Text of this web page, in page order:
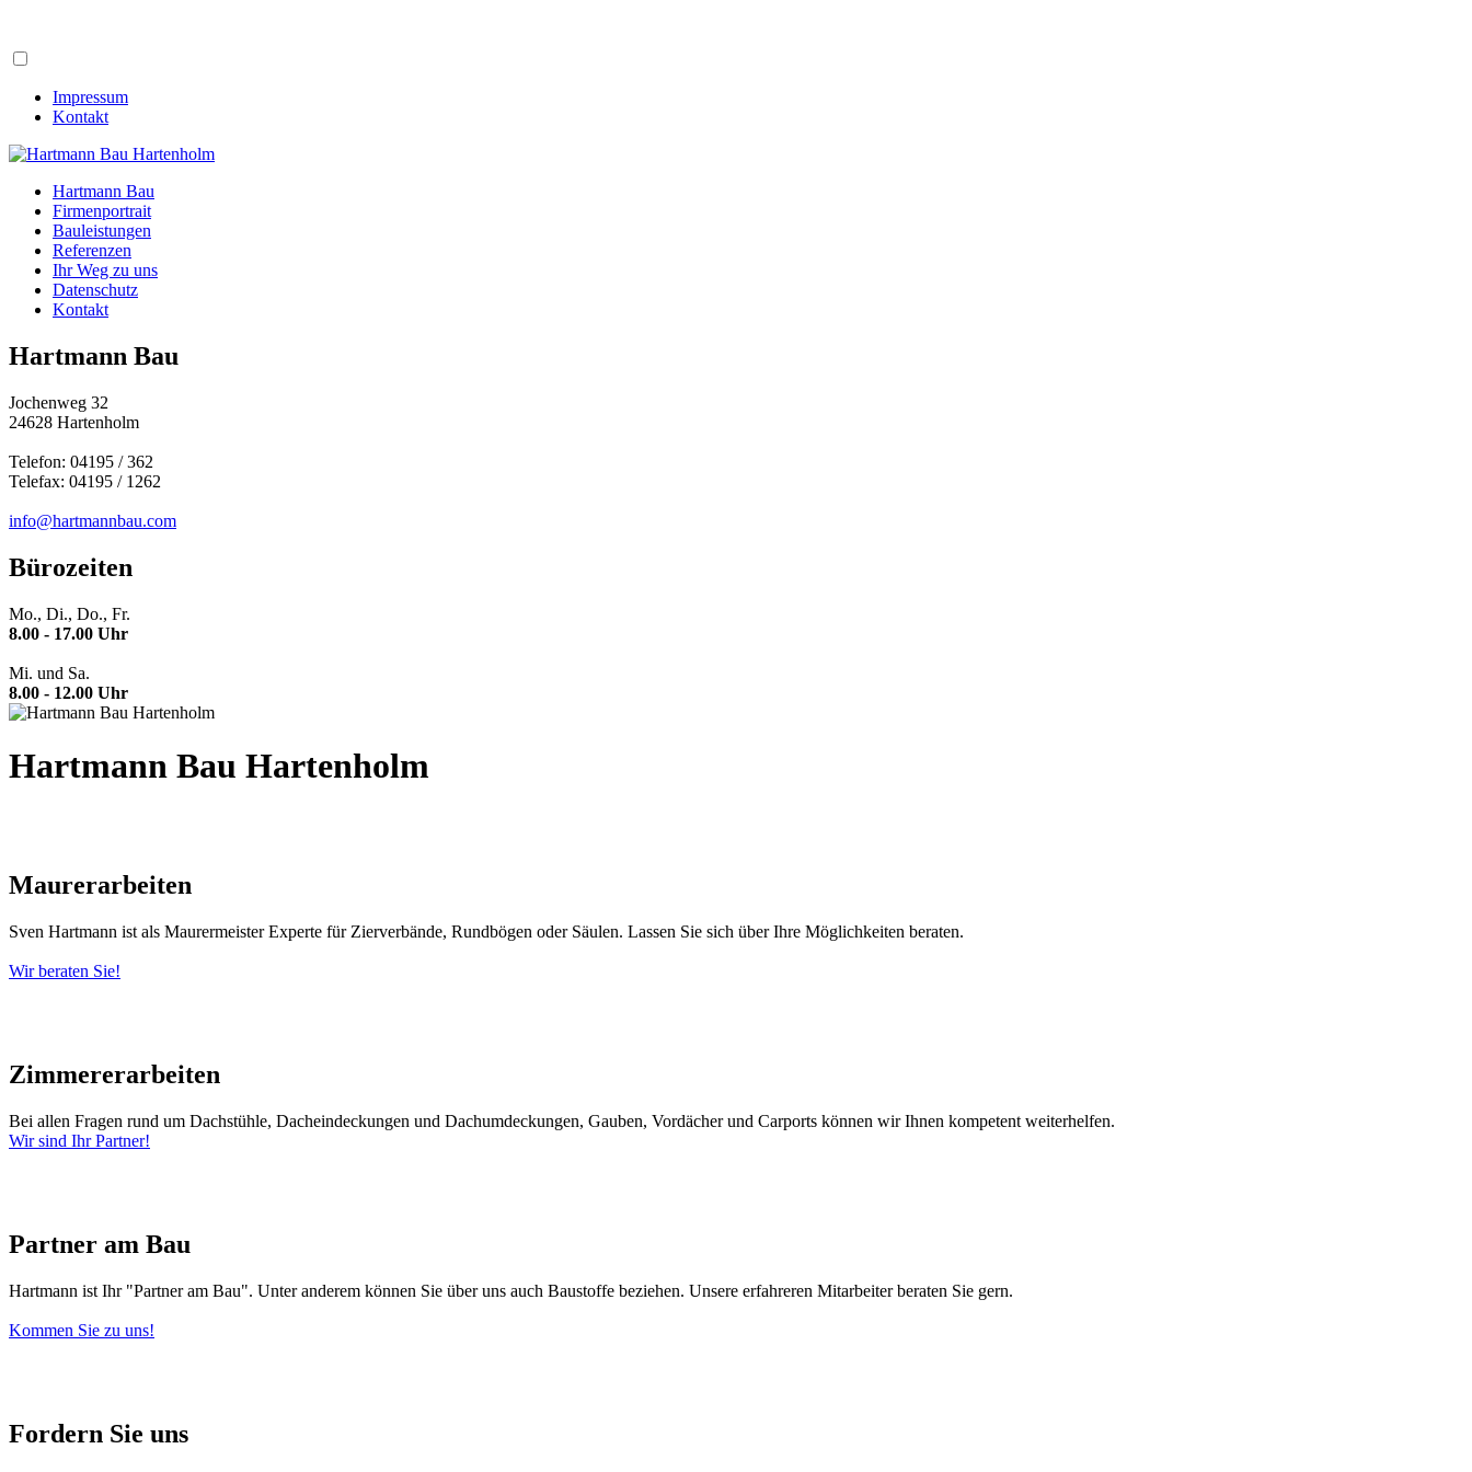
Impressum
Kontakt
Hartmann Bau
Firmenportrait
Bauleistungen
Referenzen
Ihr Weg zu uns
Datenschutz
Kontakt
Hartmann Bau
Jochenweg 32
24628 Hartenholm
Telefon: 04195 / 362
Telefax: 04195 / 1262
info@hartmannbau.com
Bürozeiten
Mo., Di., Do., Fr.
8.00 - 17.00 Uhr
Mi. und Sa.
8.00 - 12.00 Uhr
Hartmann Bau Hartenholm
Maurerarbeiten
Sven Hartmann ist als Maurermeister Experte für Zierverbände, Rundbögen oder Säulen. Lassen Sie sich über Ihre Möglichkeiten beraten.
Wir beraten Sie!
Zimmererarbeiten
Bei allen Fragen rund um Dachstühle, Dacheindeckungen und Dachumdeckungen, Gauben, Vordächer und Carports können wir Ihnen kompetent weiterhelfen.
Wir sind Ihr Partner!
Partner am Bau
Hartmann ist Ihr "Partner am Bau". Unter anderem können Sie über uns auch Baustoffe beziehen. Unsere erfahreren Mitarbeiter beraten Sie gern.
Kommen Sie zu uns!
Fordern Sie uns